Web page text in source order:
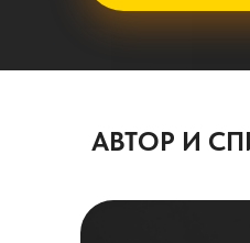
АВТОР И